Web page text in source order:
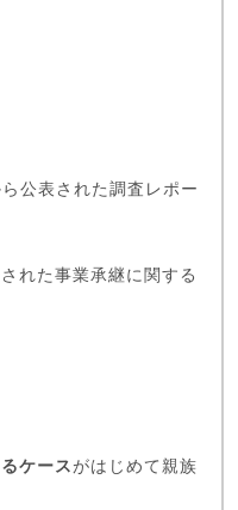
公表された 調査レポー
れた 事業承継に関する
ケース がはじめて親族